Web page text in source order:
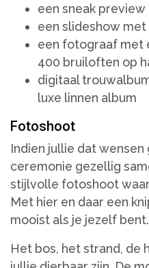
een sneak preview
een slideshow
een fotograaf met
400 bruiloften op
digitaal
luxe linnen album
Fotoshoot
Indien jullie dat
ceremonie gezellig
stijlvolle fotoshoot
Met hier en daar een
mooist als je jezelf bent.
Het bos, het strand, de